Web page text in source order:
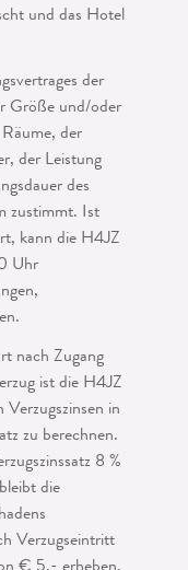
und das Hotel
der
Größe und/oder
der
der Leistung
des
zustimmt. Ist
kann die H4JZ
Uhr
nach Zugang
ist die H4JZ
Verzugszinsen in
zu berechnen.
8 %
die
Verzugseintritt